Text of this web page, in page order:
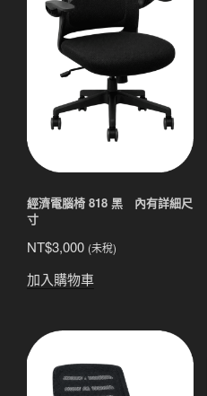
經濟電腦椅 818 黑 內有詳細尺
寸
NT$3,000 (未稅)
加入購物車